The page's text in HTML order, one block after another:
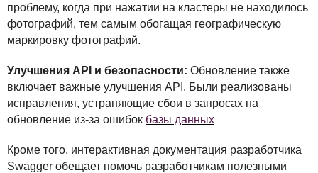
проблему, когда при нажатии на кластеры не находилось
фотографий, тем самым обогащая географическую
маркировку фотографий.
Улучшения API и безопасности: Обновление также
включает важные улучшения API . Были реализованы
исправления, устраняющие сбои в запросах на
обновление из-за ошибок базы данных
Кроме того, интерактивная документация разработчика
Swagger обещает помочь разработчикам полезными